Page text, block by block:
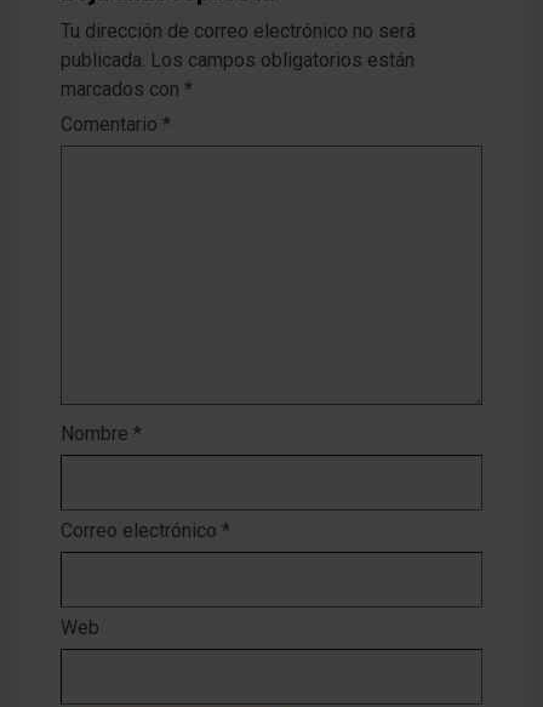
Tu dirección de correo electrónico no será
publicada. Los campos obligatorios están
marcados con *
Comentario *
Nombre *
Correo electrónico *
Web